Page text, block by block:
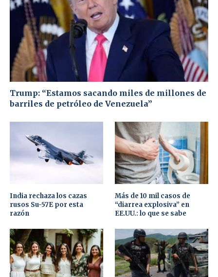
Trump: “Estamos sacando miles de millones de
barriles de petróleo de Venezuela”
India rechaza los cazas
rusos Su-57E por esta
razón
Más de 10 mil casos de
“diarrea explosiva” en
EE.UU.: lo que se sabe